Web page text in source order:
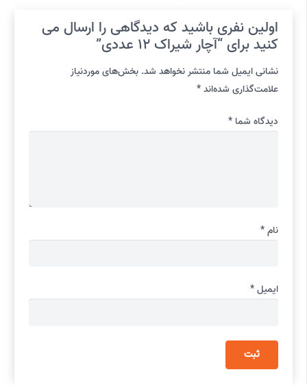
اولین نفری باشید که دیدگاهی را ارسال می
کنید برای “آچار شیراک 12 عددی”
نشانی ایمیل شما منتشر نخواهد شد. بخش‌های موردنیاز
علامت‌گذاری شده‌اند*
دیدگاه شما *
نام*
ایمیل*